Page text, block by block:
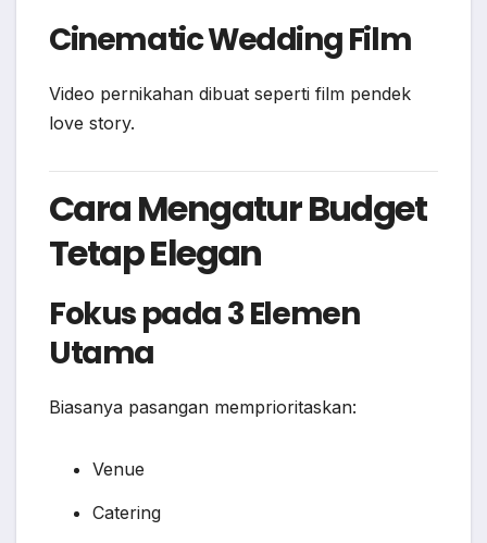
Cinematic Wedding Film
Video pernikahan dibuat seperti film pendek
love story.
Cara Mengatur Budget
Tetap Elegan
Fokus pada 3 Elemen
Utama
Biasanya pasangan memprioritaskan:
Venue
Catering